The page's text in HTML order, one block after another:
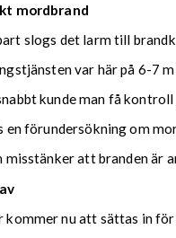
mordbrand
slogs det larm till
var här på 6-7
kunde man få
en förundersökning om
misstänker att branden är
kommer nu att sättas in för